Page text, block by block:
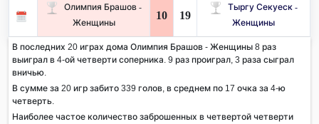
Олимпия Брашов -
Женщины
10 19
Тыргу Секуеск -
Женщины
В последних 20 играх дома Олимпия Брашов - Женщины 8 раз
выиграл в 4-ой четверти соперника. 9 раз проиграл, 3 раза сыграл
вничью.
В сумме за 20 игр забито 339 голов, в среднем по 17 очка за 4-ю
четверть.
Наиболее частое количество заброшенных в четвертой четверти